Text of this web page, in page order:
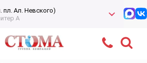
пл. Ал. Невского)
А